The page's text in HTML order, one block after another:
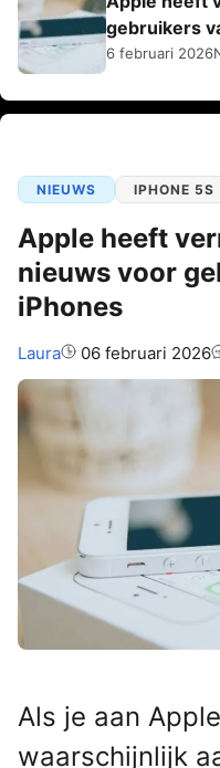
gebruikers
6 februari 2026
NIEUWS IPHONE 5S
Apple heeft
nieuws voor
iPhones
Auteur:
Laura 06 februari 2026
Als je aan
waarschijnlijk